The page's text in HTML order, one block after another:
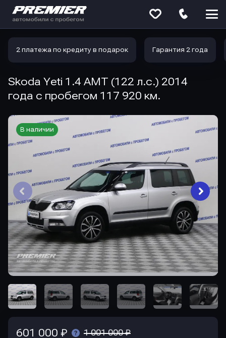
2 платежа по кредиту в подарок Гарантия 2 года
Skoda Yeti 1.4 AMT (122 л.с.) 2014
года с пробегом 117 920 км.
В наличии
601 000 ₽ 1 001 000 ₽